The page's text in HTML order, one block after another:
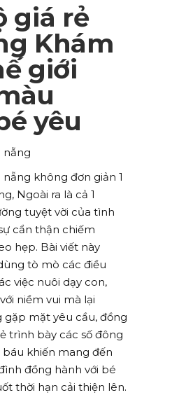
giá rẻ
Khám
giới
yêu
nẵng
nẵng không đơn giản 1
Ngoài ra là cả 1
tuyệt vời của tình
cẩn thận chiếm
hẹp. Bài viết này
tò mò các điều
việc nuôi dạy con,
niềm vui mà lại
gặp mặt yêu cầu, đồng
trình bày các số đông
khiến mang đến
đồng hành với bé
thời hạn cải thiện lên.